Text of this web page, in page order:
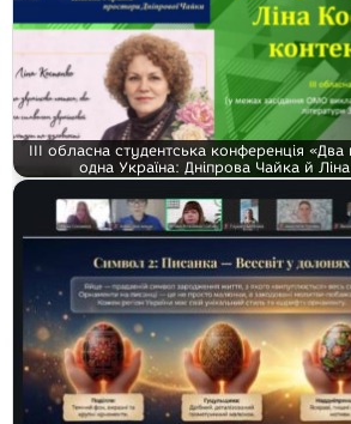
ІІІ обласна студентська конференція
одна Україна: Дніпрова Чайка й